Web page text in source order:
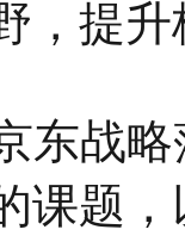
，提升
东战
课题